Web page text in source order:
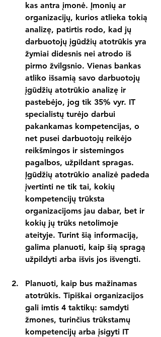
kas antra įmonė. Įmonių ar
organizacijų, kurios atlieka tokią
analizę, patirtis rodo, kad jų
darbuotojų įgūdžių atotrūkis yra
žymiai didesnis nei atrodo iš
pirmo žvilgsnio. Vienas bankas
atliko išsamią savo darbuotojų
įgūdžių atotrūkio analizę ir
pastebėjo, jog tik 35% vyr. IT
specialistų turėjo darbui
pakankamas kompetencijas, o
net pusei darbuotojų reikėjo
reikšmingos ir sistemingos
pagalbos, užpildant spragas.
Įgūdžių atotrūkio analizė padeda
įvertinti ne tik tai, kokių
kompetencijų trūksta
organizacijoms jau dabar, bet ir
kokių jų trūks netolimoje
ateityje. Turint šią informaciją,
galima planuoti, kaip šią spragą
užpildyti arba išvis jos išvengti.
Planuoti, kaip bus mažinamas
atotrūkis. Tipiškai organizacijos
gali imtis 4 taktikų: samdyti
žmones, turinčius trūkstamų
kompetencijų arba įsigyti IT